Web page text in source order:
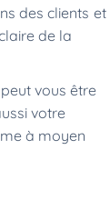
des clients et
de la
vous être
votre
à moyen